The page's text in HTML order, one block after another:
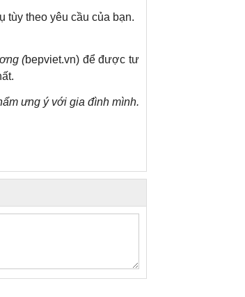
tùy theo yêu cầu của bạn.
(bepviet.vn) để được tư
ưng ý với gia đình mình.